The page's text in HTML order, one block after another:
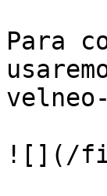
Para
![](/